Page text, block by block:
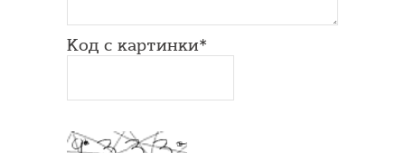
Код с картинки*